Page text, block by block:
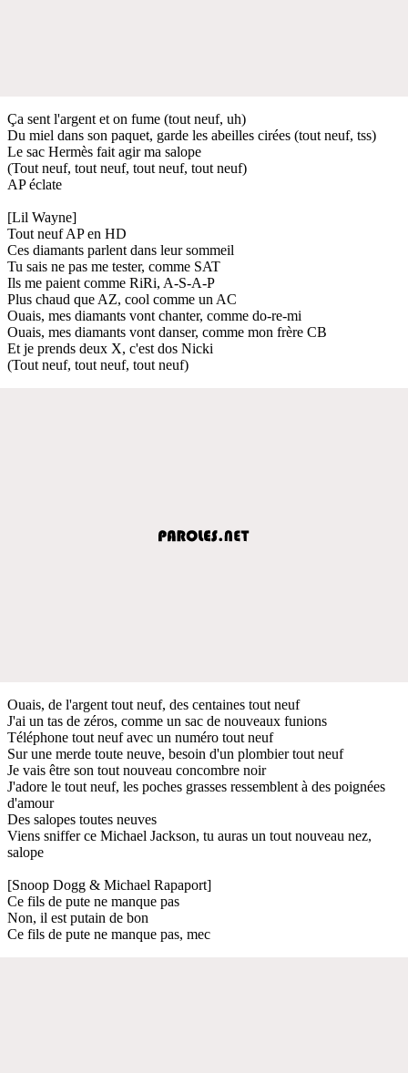
Ça sent l'argent et on fume (tout neuf, uh)
Du miel dans son paquet, garde les abeilles cirées (tout neuf, tss)
Le sac Hermès fait agir ma salope
(Tout neuf, tout neuf, tout neuf, tout neuf)
AP éclate
[Lil Wayne]
Tout neuf AP en HD
Ces diamants parlent dans leur sommeil
Tu sais ne pas me tester, comme SAT
Ils me paient comme RiRi, A-S-A-P
Plus chaud que AZ, cool comme un AC
Ouais, mes diamants vont chanter, comme do-re-mi
Ouais, mes diamants vont danser, comme mon frère CB
Et je prends deux X, c'est dos Nicki
(Tout neuf, tout neuf, tout neuf)
Ouais, de l'argent tout neuf, des centaines tout neuf
J'ai un tas de zéros, comme un sac de nouveaux funions
Téléphone tout neuf avec un numéro tout neuf
Sur une merde toute neuve, besoin d'un plombier tout neuf
Je vais être son tout nouveau concombre noir
J'adore le tout neuf, les poches grasses ressemblent à des poignées
d'amour
Des salopes toutes neuves
Viens sniffer ce Michael Jackson, tu auras un tout nouveau nez,
salope
[Snoop Dogg & Michael Rapaport]
Ce fils de pute ne manque pas
Non, il est putain de bon
Ce fils de pute ne manque pas, mec